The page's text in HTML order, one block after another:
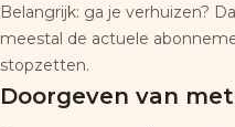
Belangrijk: ga je verhuizen?
meestal de actuele
stopzetten.
Doorgeven van